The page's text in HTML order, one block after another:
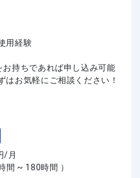
用経験
お持ちであれば申し込み可能
はお気軽にご相談ください！
/月
間 ~ 180時間 ）